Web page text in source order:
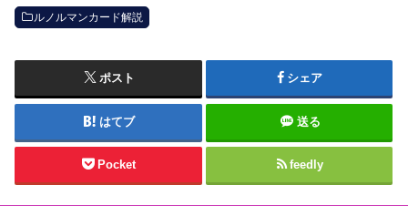
ルノルマンカード解説
ポスト シェア
はてブ 送る
Pocket feedly